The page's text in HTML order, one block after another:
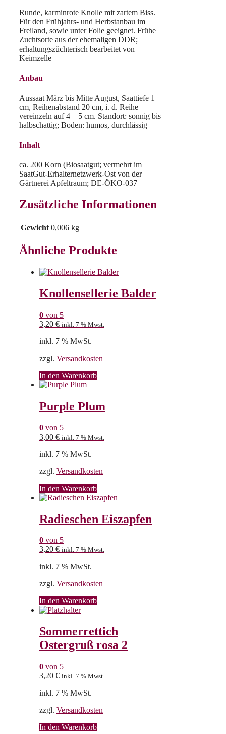
Runde, karminrote Knolle mit zartem Biss.
Für den Frühjahrs- und Herbstanbau im
Freiland, sowie unter Folie geeignet. Frühe
Zuchtsorte aus der ehemaligen DDR;
erhaltungszüchterisch bearbeitet von
Keimzelle
Anbau
Aussaat März bis Mitte August, Saattiefe 1
cm, Reihenabstand 20 cm, i. d. Reihe
vereinzeln auf 4 – 5 cm. Standort: sonnig bis
halbschattig; Boden: humos, durchlässig
Inhalt
ca. 200 Korn (Biosaatgut; vermehrt im
SaatGut-Erhalternetzwerk-Ost von der
Gärtnerei Apfeltraum; DE-ÖKO-037
Zusätzliche Informationen
Gewicht 0,006 kg
Ähnliche Produkte
Knollensellerie Balder
0 von 5
3,20 € inkl. 7 % Mwst.
inkl. 7 % MwSt.
zzgl. Versandkosten
In den Warenkorb
Purple Plum
0 von 5
3,00 € inkl. 7 % Mwst.
inkl. 7 % MwSt.
zzgl. Versandkosten
In den Warenkorb
Radieschen Eiszapfen
0 von 5
3,20 € inkl. 7 % Mwst.
inkl. 7 % MwSt.
zzgl. Versandkosten
In den Warenkorb
Sommerrettich
Ostergruß rosa 2
0 von 5
3,20 € inkl. 7 % Mwst.
inkl. 7 % MwSt.
zzgl. Versandkosten
In den Warenkorb